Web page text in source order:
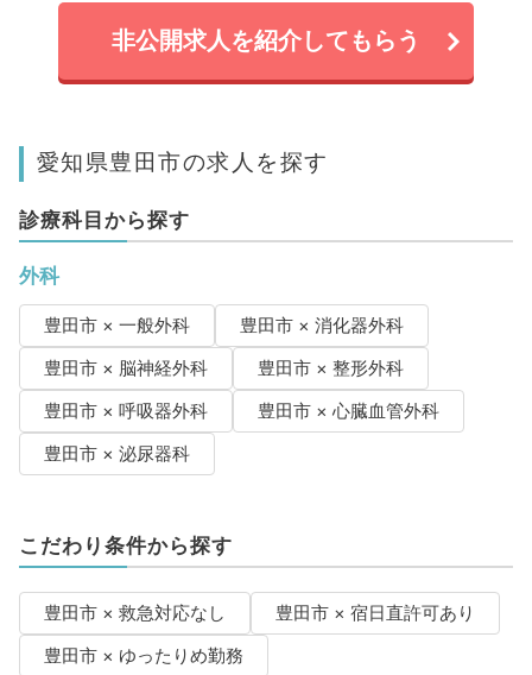
非公開求人を紹介してもらう
愛知県豊田市の求人を探す
診療科目から探す
外科
豊田市 × 一般外科
豊田市 × 消化器外科
豊田市 × 脳神経外科
豊田市 × 整形外科
豊田市 × 呼吸器外科
豊田市 × 心臓血管外科
豊田市 × 泌尿器科
こだわり条件から探す
豊田市 × 救急対応なし
豊田市 × 宿日直許可あり
豊田市 × ゆったりめ勤務